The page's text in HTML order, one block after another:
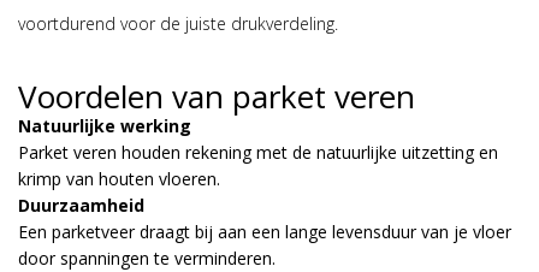
voortdurend voor de juiste drukverdeling.
Voordelen van parket veren
Natuurlijke werking
Parket veren houden rekening met de natuurlijke uitzetting en
krimp van houten vloeren.
Duurzaamheid
Een parketveer draagt bij aan een lange levensduur van je vloer
door spanningen te verminderen.